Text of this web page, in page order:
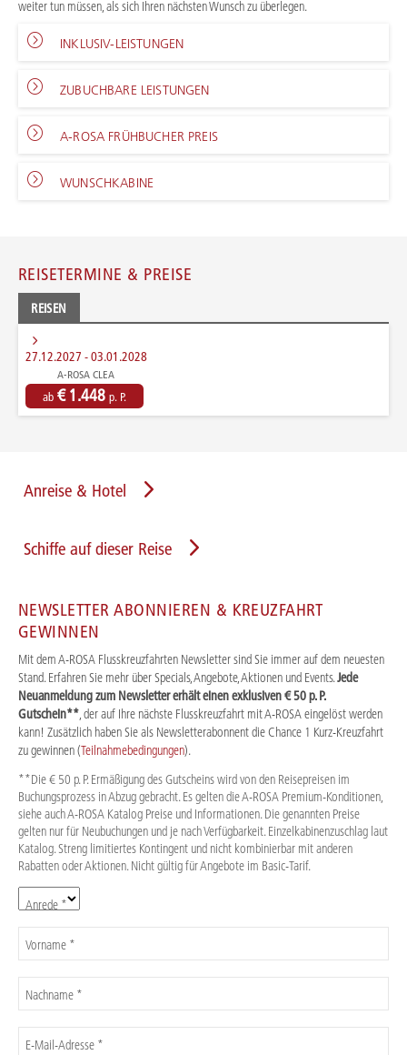
weiter tun müssen, als sich Ihren nächsten Wunsch zu überlegen.
INKLUSIV-LEISTUNGEN
ZUBUCHBARE LEISTUNGEN
A-ROSA FRÜHBUCHER PREIS
WUNSCHKABINE
REISETERMINE & PREISE
REISEN
27.12.2027 - 03.01.2028
A-ROSA CLEA
ab € 1.448 p. P.
Anreise & Hotel
Schiffe auf dieser Reise
NEWSLETTER ABONNIEREN & KREUZFAHRT
GEWINNEN
Mit dem A-ROSA Flusskreuzfahrten Newsletter sind Sie immer auf dem neuesten
Stand. Erfahren Sie mehr über Specials, Angebote, Aktionen und Events.Jede
Neuanmeldung zum Newsletter erhält einen exklusiven € 50 p. P.
Gutschein**, der auf Ihre nächste Flusskreuzfahrt mit A-ROSA eingelöst werden
kann! Zusätzlich haben Sie als Newsletterabonnent die Chance 1 Kurz-Kreuzfahrt
zu gewinnen (Teilnahmebedingungen).
**Die € 50 p. P. Ermäßigung des Gutscheins wird von den Reisepreisen im
Buchungsprozess in Abzug gebracht. Es gelten die A-ROSA Premium-Konditionen,
siehe auch A-ROSA Katalog Preise und Informationen. Die genannten Preise
gelten nur für Neubuchungen und je nach Verfügbarkeit. Einzelkabinenzuschlag laut
Katalog. Streng limitiertes Kontingent und nicht kombinierbar mit anderen
Rabatten oder Aktionen. Nicht gültig für Angebote im Basic-Tarif.
Anrede *
Vorname *
Nachname *
E-Mail-Adresse *